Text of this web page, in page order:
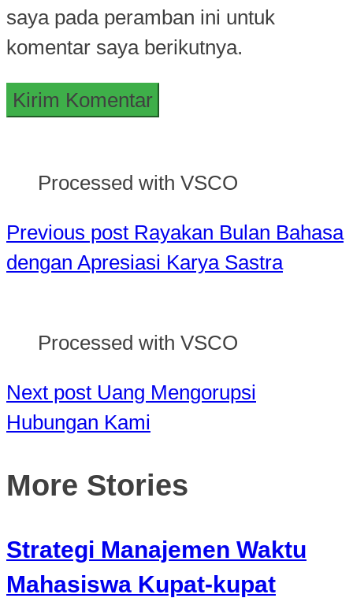
saya pada peramban ini untuk
komentar saya berikutnya.
Processed with VSCO
Previous post Rayakan Bulan Bahasa
dengan Apresiasi Karya Sastra
Processed with VSCO
Next post Uang Mengorupsi
Hubungan Kami
More Stories
Strategi Manajemen Waktu
Mahasiswa Kupat-kupat